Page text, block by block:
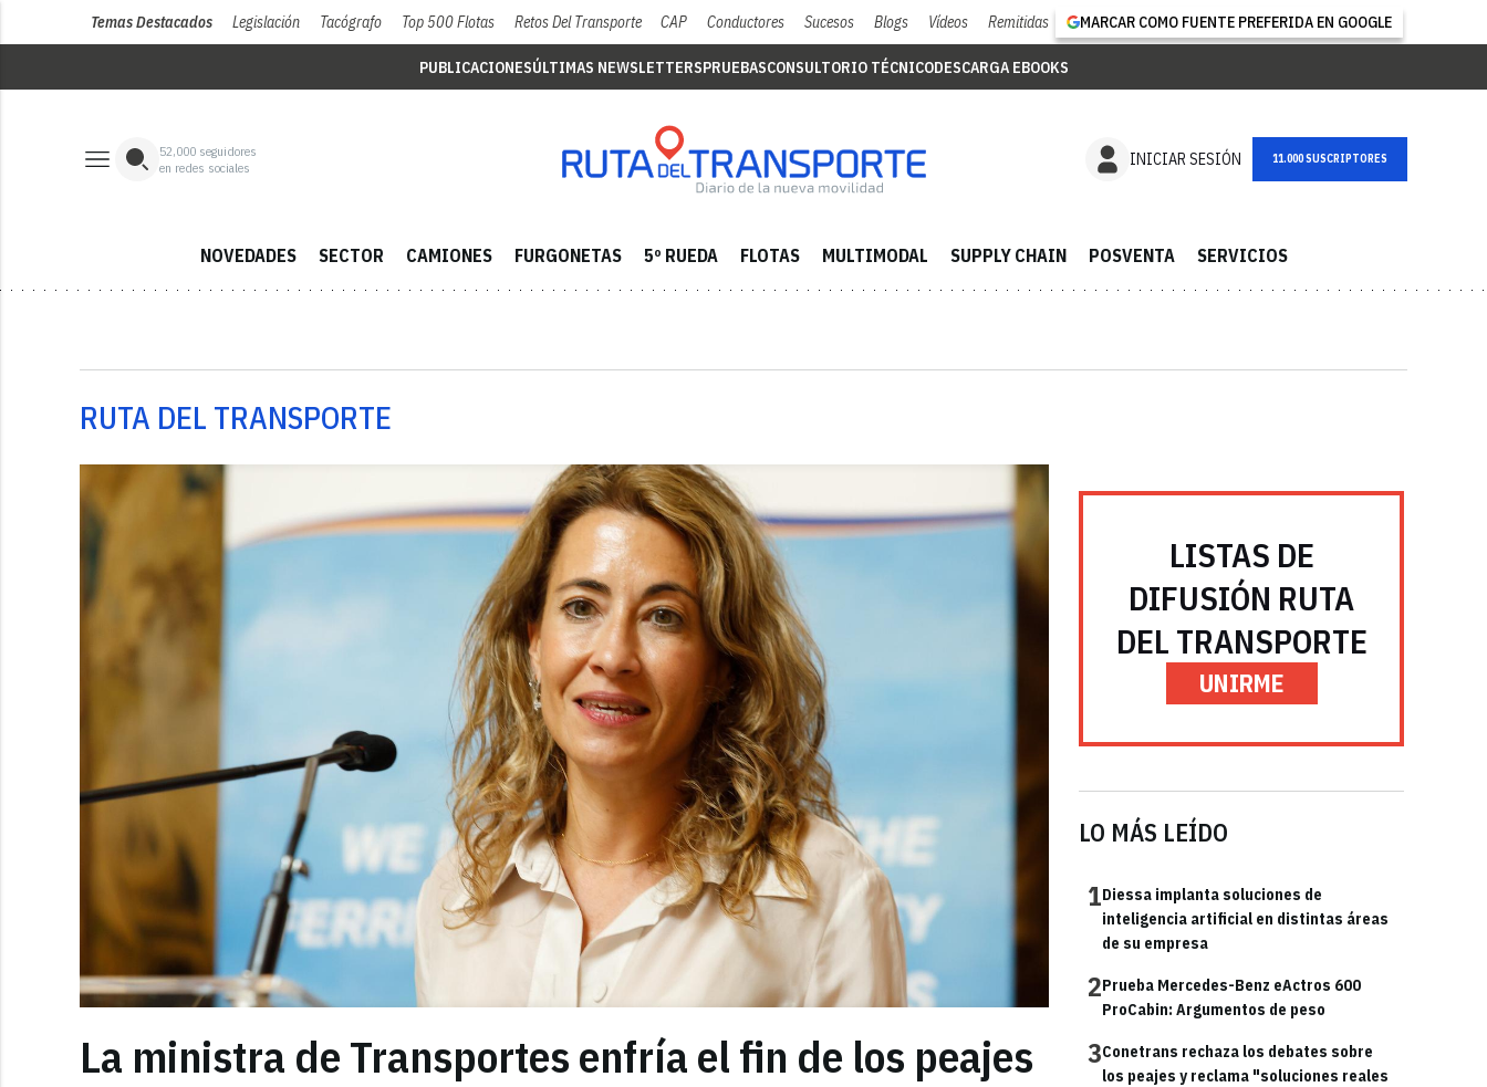
Temas Destacados Legislación Tacógrafo Top 500 Flotas Retos Del Transporte CAP Conductores Sucesos Blogs Vídeos Remitidas MARCAR COMO FUENTE PREFERIDA EN GOOGLE
PUBLICACIONESÚLTIMAS NEWSLETTERSPRUEBASCONSULTORIO TÉCNICODESCARGA EBOOKS
52,000 seguidores
en redes sociales
INICIAR SESIÓN NEWSLETTER
NOVEDADES SECTOR CAMIONES FURGONETAS 5º RUEDA FLOTAS MULTIMODAL SUPPLY CHAIN POSVENTA SERVICIOS
RUTA DEL TRANSPORTE
La ministra de Transportes enfría el fin de los peajes
LISTAS DE
DIFUSIÓN RUTA
DEL TRANSPORTE
UNIRME
LO MÁS LEÍDO
1Diessa implanta soluciones de
inteligencia artificial en distintas áreas
de su empresa
2Prueba Mercedes-Benz eActros 600
ProCabin: Argumentos de peso
3Conetrans rechaza los debates sobre
los peajes y reclama "soluciones reales